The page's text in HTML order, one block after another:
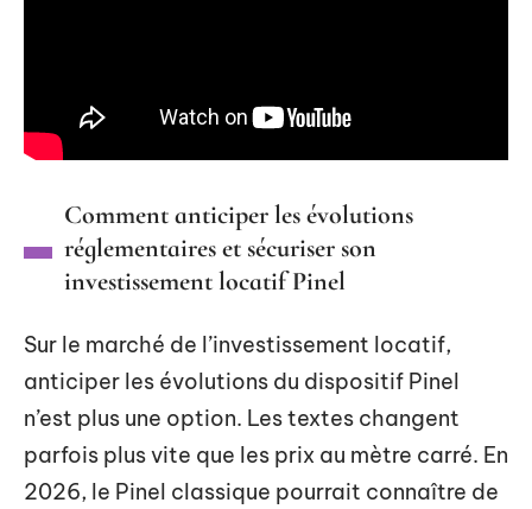
Comment anticiper les évolutions
réglementaires et sécuriser son
investissement locatif Pinel
Sur le marché de l’investissement locatif,
anticiper les évolutions du dispositif Pinel
n’est plus une option. Les textes changent
parfois plus vite que les prix au mètre carré. En
2026, le Pinel classique pourrait connaître de